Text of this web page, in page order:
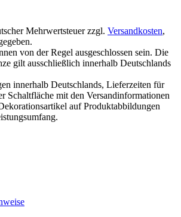
Mehrwertsteuer zzgl. Versandkosten,
von der Regel ausgeschlossen sein. Die
gilt ausschließlich innerhalb Deutschlands
innerhalb Deutschlands, Lieferzeiten für
Schaltfläche mit den Versandinformationen
auf Produktabbildungen